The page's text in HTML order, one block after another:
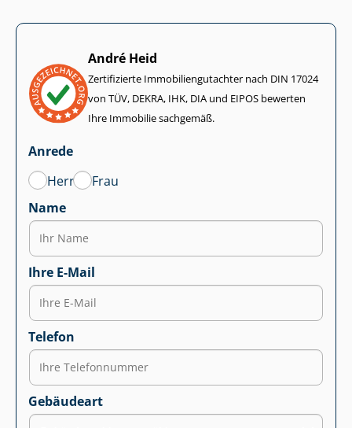
André Heid
Zertifizierte Im­mo­bi­li­en­gut­ach­ter nach DIN 17024
von TÜV, DEKRA, IHK, DIA und EIPOS bewerten
Ihre Immobilie sachgemäß.
Anrede
Herr
Frau
Name
Ihre E-Mail
Telefon
Gebäudeart